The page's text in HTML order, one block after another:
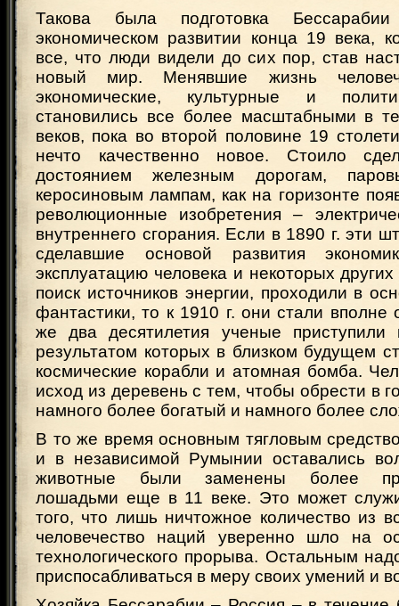
Такова была подготовка
экономическом развитии конца 19 века,
все, что люди видели до сих пор, став
новый мир. Менявшие жизнь
экономические, культурные и
становились все более масштабными в
веков, пока во второй половине 19
нечто качественно новое. Стоило
достоянием железным дорогам,
керосиновым лампам, как на горизонте
революционные изобретения –
внутреннего сгорания. Если в 1890 г. эти
сделавшие основой развития
эксплуатацию человека и некоторых
поиск источников энергии, проходили в
фантастики, то к 1910 г. они стали
же два десятилетия ученые приступили
результатом которых в близком будущем
космические корабли и атомная бомба.
исход из деревень с тем, чтобы обрести в
намного более богатый и намного более
В то же время основным тягловым
и в независимой Румынии оставались
животные были заменены более
лошадьми еще в 11 веке. Это может
того, что лишь ничтожное количество из
человечество наций уверенно шло на
технологического прорыва. Остальным
приспосабливаться в меру своих умений и